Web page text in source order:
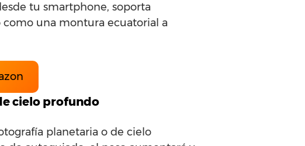
tu smartphone, soporta
una montura ecuatorial a
cielo profundo
planetaria o de cielo